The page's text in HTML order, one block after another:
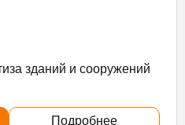
зданий и сооружений
Подробнее